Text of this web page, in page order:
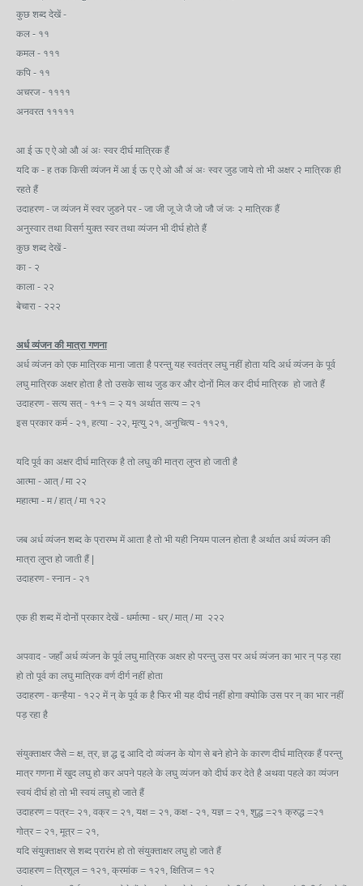
कुछ शब्द देखें -
कल - ११
कमल - १११
कपि - ११
अचरज - ११११
अनवरत १११११
आ ई ऊ ए ऐ ओ औ अं अः स्वर दीर्घ मात्रिक हैं
यदि क - ह तक किसी व्यंजन में आ ई ऊ ए ऐ ओ औ अं अः स्वर जुड जाये तो भी अक्षर २ मात्रिक ही
रहते हैं
उदाहरण - ज व्यंजन में स्वर जुडने पर - जा जी जू जे जै जो जौ जं जः २ मात्रिक हैं
अनुस्वार तथा विसर्ग युक्त स्वर तथा व्यंजन भी दीर्घ होते हैं
कुछ शब्द देखें -
का - २
काला - २२
बेचारा - २२२
अर्ध व्यंजन की मात्रा गणना
अर्ध व्यंजन को एक मात्रिक माना जाता है परन्तु यह स्वतंत्र लघु नहीं होता यदि अर्ध व्यंजन के पूर्व
लघु मात्रिक अक्षर होता है तो उसके साथ जुड कर और दोनों मिल कर दीर्घ मात्रिक हो जाते हैं
उदाहरण - सत्य सत् - १+१ = २ य१ अर्थात सत्य = २१
इस प्रकार कर्म - २१, हत्या - २२, मृत्यु २१, अनुचित्य - ११२१,
यदि पूर्व का अक्षर दीर्घ मात्रिक है तो लघु की मात्रा लुप्त हो जाती है
आत्मा - आत् / मा २२
महात्मा - म / हात् / मा १२२
जब अर्ध व्यंजन शब्द के प्रारम्भ में आता है तो भी यही नियम पालन होता है अर्थात अर्ध व्यंजन की
मात्रा लुप्त हो जाती हैं |
उदाहरण - स्नान - २१
एक ही शब्द में दोनों प्रकार देखें - धर्मात्मा - धर् / मात् / मा २२२
अपवाद - जहाँ अर्ध व्यंजन के पूर्व लघु मात्रिक अक्षर हो परन्तु उस पर अर्ध व्यंजन का भार न् पड़ रहा
हो तो पूर्व का लघु मात्रिक वर्ण दीर्ग नहीं होता
उदाहरण - कन्हैया - १२२ में न् के पूर्व क है फिर भी यह दीर्घ नहीं होगा क्योकि उस पर न् का भार नहीं
पड़ रहा है
संयुक्ताक्षर जैसे = क्ष, त्र, ज्ञ द्ध द्व आदि दो व्यंजन के योग से बने होने के कारण दीर्घ मात्रिक हैं परन्तु
मात्र गणना में खुद लघु हो कर अपने पहले के लघु व्यंजन को दीर्घ कर देते है अथवा पहले का व्यंजन
स्वयं दीर्घ हो तो भी स्वयं लघु हो जाते हैं
उदाहरण = पत्र= २१, वक्र = २१, यक्ष = २१, कक्ष - २१, यज्ञ = २१, शुद्ध =२१ क्रुद्ध =२१
गोत्र = २१, मूत्र = २१,
यदि संयुक्ताक्षर से शब्द प्रारंभ हो तो संयुक्ताक्षर लघु हो जाते हैं
उदाहरण = त्रिशूल = १२१, क्रमांक = १२१, क्षितिज = १२